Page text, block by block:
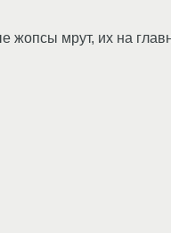
мрут, их на